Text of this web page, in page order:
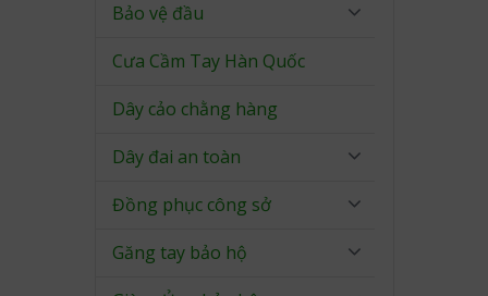
Bảo vệ đầu
Cưa Cầm Tay Hàn Quốc
Dây cảo chằng hàng
Dây đai an toàn
Đồng phục công sở
Găng tay bảo hộ